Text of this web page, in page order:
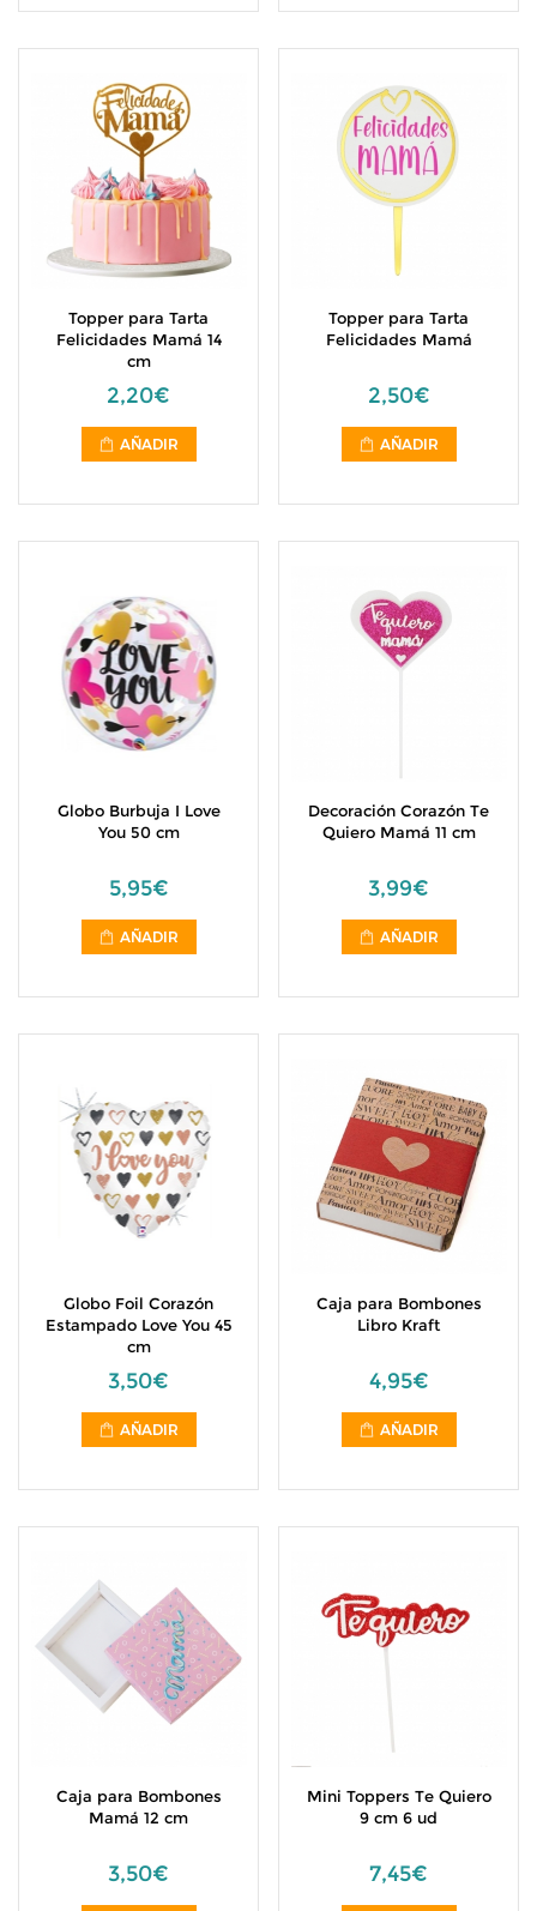
Topper para Tarta
Felicidades Mamá 14
cm
2,20€
AÑADIR
Topper para Tarta
Felicidades Mamá
2,50€
AÑADIR
Globo Burbuja I Love
You 50 cm
5,95€
AÑADIR
Decoración Corazón Te
Quiero Mamá 11 cm
3,99€
AÑADIR
Globo Foil Corazón
Estampado Love You 45
cm
3,50€
AÑADIR
Caja para Bombones
Libro Kraft
4,95€
AÑADIR
Caja para Bombones
Mamá 12 cm
3,50€
Mini Toppers Te Quiero
9 cm 6 ud
7,45€